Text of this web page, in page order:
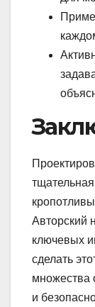
Авторский
ключевых
сделать
множества
и